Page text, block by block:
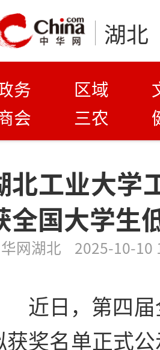
湖北
务 区域
会
三农
北工业大学
全国大学生
网湖北 2025-10-10
近日，第四
获奖名单正式